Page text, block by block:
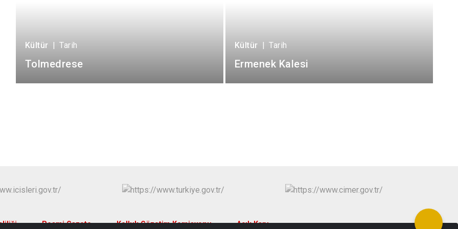
Kültür | Tarih
Tolmedrese
Kültür | Tarih
Ermenek Kalesi
Resmi Gazete Kolluk Gözetim Komisyonu Açık Kapı